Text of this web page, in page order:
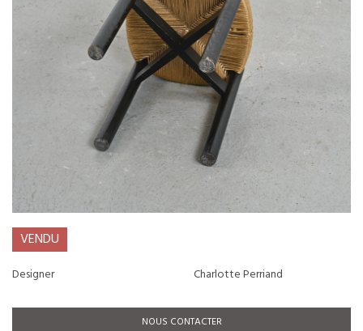
VENDU
Designer Charlotte Perriand
NOUS CONTACTER